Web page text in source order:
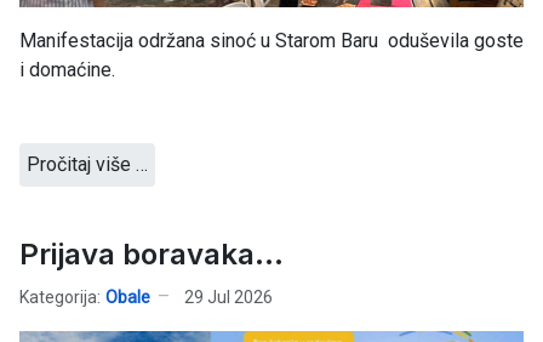
Manifestacija održana sinoć u Starom Baru oduševila goste
i domaćine.
Pročitaj više …
Prijava boravaka...
Kategorija: Obale 29 Jul 2026